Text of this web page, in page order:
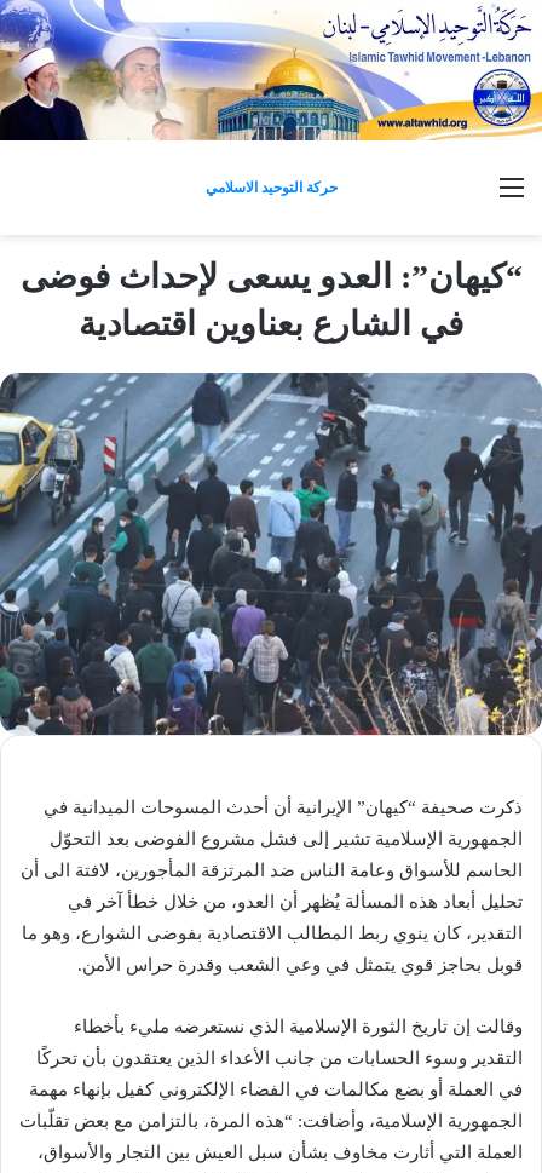
حركة التوحيد الاسلامي القائمة
“كيهان”: العدو يسعى لإحداث فوضى
في الشارع بعناوين اقتصادية
ذكرت صحيفة “كيهان” الإيرانية أن أحدث المسوحات الميدانية في
الجمهورية الإسلامية تشير إلى فشل مشروع الفوضى بعد التحوّل
الحاسم للأسواق وعامة الناس ضد المرتزقة المأجورين، لافتة الى أن
تحليل أبعاد هذه المسألة يُظهر أن العدو، من خلال خطأ آخر في
التقدير، كان ينوي ربط المطالب الاقتصادية بفوضى الشوارع، وهو ما
قوبل بحاجز قوي يتمثل في وعي الشعب وقدرة حراس الأمن.
وقالت إن تاريخ الثورة الإسلامية الذي نستعرضه مليء بأخطاء
التقدير وسوء الحسابات من جانب الأعداء الذين يعتقدون بأن تحركًا
في العملة أو بضع مكالمات في الفضاء الإلكتروني كفيل بإنهاء مهمة
الجمهورية الإسلامية، وأضافت: “هذه المرة، بالتزامن مع بعض تقلّبات
العملة التي أثارت مخاوف بشأن سبل العيش بين التجار والأسواق،